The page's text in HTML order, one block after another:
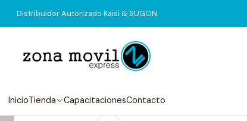
InicioTienda CapacitacionesContacto
Distribuidor Autorizado Kaisi & SUGON
Tienda Visor & Touch iPhone 11 Visor + Oca + marco
|
iPhone 11 Visor +
Cantidad